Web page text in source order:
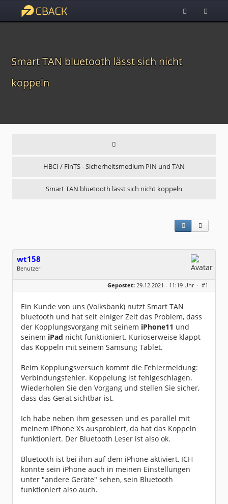
Smart TAN bluetooth lässt sich nicht
koppeln
HBCI / FinTS - Sicherheitsmedium PIN und TAN
Smart TAN bluetooth lässt sich nicht koppeln
wt158
Benutzer
Geschlecht:
keine Angabe
Dabei seit:
07 / 2004
Gepostet: 29.12.2021 - 11:19 Uhr · #1
Ein Kunde von uns (Volksbank) nutzt Smart TAN
bluetooth und hat seit einiger Zeit das Problem, dass
der Kopplungsvorgang mit seinem iPhone11 und
seinem iPad nicht funktioniert. Kurioserweise klappt
das Koppeln mit seinem Samsung Tablet.
Beim Kopplungsversuch kommt die Fehlermeldung:
Verbindungsfehler. Koppelung ist fehlgeschlagen.
Wiederholen Sie den Vorgang und stellen Sie sicher,
dass das Gerät sichtbar ist.
Ich habe neben ihm gesessen und es parallel mit
meinem iPhone Xs ausprobiert, da hat das Koppeln
funktioniert. Der Bluetooth Leser ist also ok.
Bluetooth ist bei ihm auf dem iPhone aktiviert, ICH
konnte sein iPhone auch in meinen Einstellungen
unter "andere Geräte" sehen, sein Bluetooth
funktioniert also auch.